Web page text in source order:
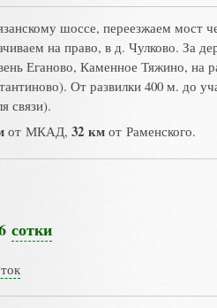
шоссе, переезжаем мост
на право, в д. Чулково. За
Еганово, Каменное Тяжино, на
От развилки 400 м. до
связи).
от МКАД,32 км от Раменского.
сотки